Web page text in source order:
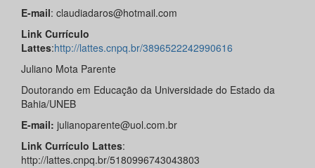
E-mail: claudiadaros@hotmail.com
Link Currículo
Lattes:http://lattes.cnpq.br/3896522242990616
Juliano Mota Parente
Doutorando em Educação da Universidade do Estado da
Bahia/UNEB
E-mail: julianoparente@uol.com.br
Link Currículo Lattes:
http://lattes.cnpq.br/5180996743043803